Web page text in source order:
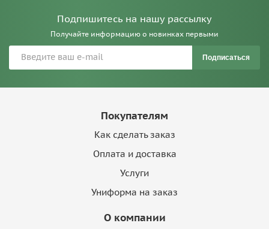
Подпишитесь на нашу рассылку
Получайте информацию о новинках первыми
Подписаться
Покупателям
Как сделать заказ
Оплата и доставка
Услуги
Униформа на заказ
О компании